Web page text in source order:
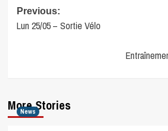
Post
navigation
Previous:
Lun 25/05 – Sortie Vélo
More Stories
News